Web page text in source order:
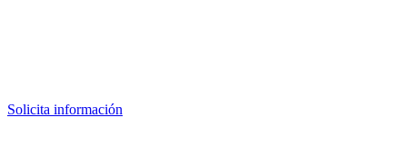
Solicita información